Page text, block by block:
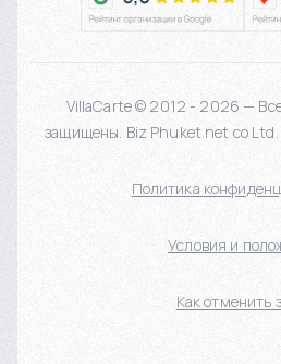
VillaCarte © 2012 - 2026 —
защищены. Biz Phuket.net co Ltd.
Политика
Условия и
Как отменить